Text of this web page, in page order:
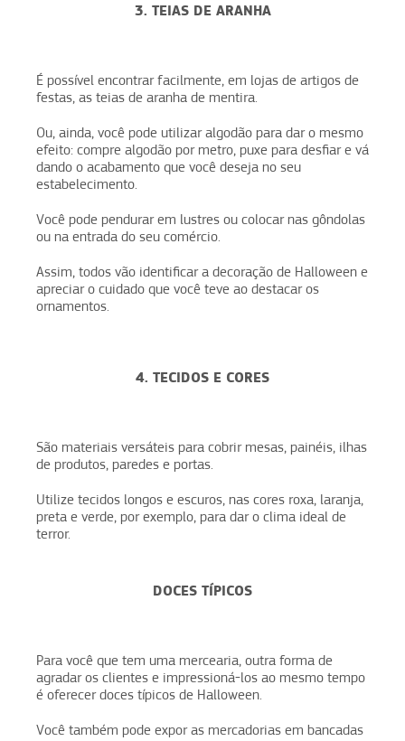
3. TEIAS DE ARANHA
É possível encontrar facilmente, em lojas de artigos de
festas, as teias de aranha de mentira.
Ou, ainda, você pode utilizar algodão para dar o mesmo
efeito: compre algodão por metro, puxe para desfiar e vá
dando o acabamento que você deseja no seu
estabelecimento.
Você pode pendurar em lustres ou colocar nas gôndolas
ou na entrada do seu comércio.
Assim, todos vão identificar a decoração de Halloween e
apreciar o cuidado que você teve ao destacar os
ornamentos.
4. TECIDOS E CORES
São materiais versáteis para cobrir mesas, painéis, ilhas
de produtos, paredes e portas.
Utilize tecidos longos e escuros, nas cores roxa, laranja,
preta e verde, por exemplo, para dar o clima ideal de
terror.
DOCES TÍPICOS
Para você que tem uma mercearia, outra forma de
agradar os clientes e impressioná-los ao mesmo tempo
é oferecer doces típicos de Halloween.
Você também pode expor as mercadorias em bancadas